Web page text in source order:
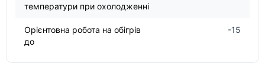
температури при охолодженні
Орієнтовна робота на обігрів
до
-15